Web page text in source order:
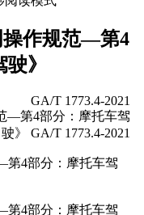
操作规范—第4
》
GA/T 1773.4-2021